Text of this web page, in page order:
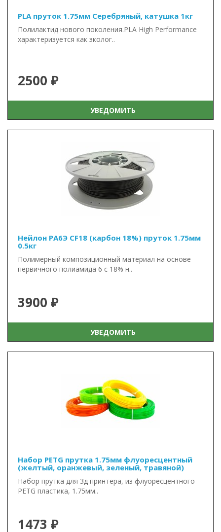
PLA пруток 1.75мм Серебряный, катушка 1кг
Полилактид нового поколения.PLA High Performance
характеризуется как эколог..
2500 ₽
УВЕДОМИТЬ
Нейлон PA6Э CF18 (карбон 18%) пруток 1.75мм
0.5кг
Полимерный композиционный материал на основе
первичного полиамида 6 с 18% н..
3900 ₽
УВЕДОМИТЬ
Набор PETG прутка 1.75мм флуоресцентный
(желтый, оранжевый, зеленый, травяной)
Набор прутка для 3д принтера, из флуоресцентного
PETG пластика, 1.75мм..
1473 ₽